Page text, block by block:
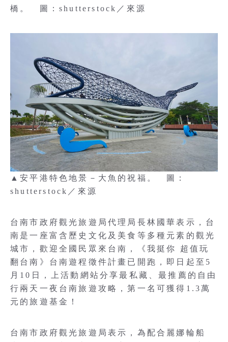
橋。 圖：shutterstock／來源
▲安平港特色地景－大魚的祝福。 圖：
shutterstock／來源
台南市政府觀光旅遊局代理局長林國華表示，台
南是一座富含歷史文化及美食等多種元素的觀光
城市，歡迎全國民眾來台南，《我挺你 超值玩
翻台南》台南遊程徵件計畫已開跑，即日起至5
月10日，上活動網站分享最私藏、最推薦的自由
行兩天一夜台南旅遊攻略，第一名可獲得1.3萬
元的旅遊基金！
台南市政府觀光旅遊局表示，為配合麗娜輪船